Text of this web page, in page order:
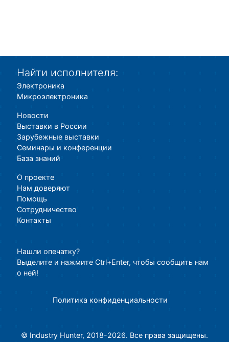
Найти исполнителя:
Электроника
Микроэлектроника
Новости
Выставки в России
Зарубежные выставки
Семинары и конференции
База знаний
О проекте
Нам доверяют
Помощь
Сотрудничество
Контакты
Нашли опечатку?
Выделите и нажмите Ctrl+Enter, чтобы сообщить нам
о ней!
Политика конфиденциальности
© Industry Hunter, 2018-2026. Все права защищены.